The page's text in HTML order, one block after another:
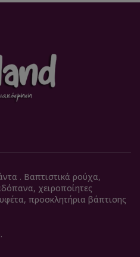
. Βαπτιστικά ρούχα,
χειροποίητες
προσκλητήρια βάπτισης